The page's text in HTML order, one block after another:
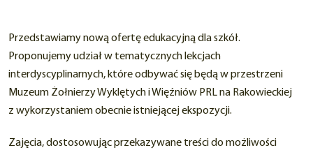
Przedstawiamy nową ofertę edukacyjną dla szkół.
Proponujemy udział w tematycznych lekcjach
interdyscyplinarnych, które odbywać się będą w przestrzeni
Muzeum Żołnierzy Wyklętych i Więźniów PRL na Rakowieckiej
z wykorzystaniem obecnie istniejącej ekspozycji.
Zajęcia, dostosowując przekazywane treści do możliwości